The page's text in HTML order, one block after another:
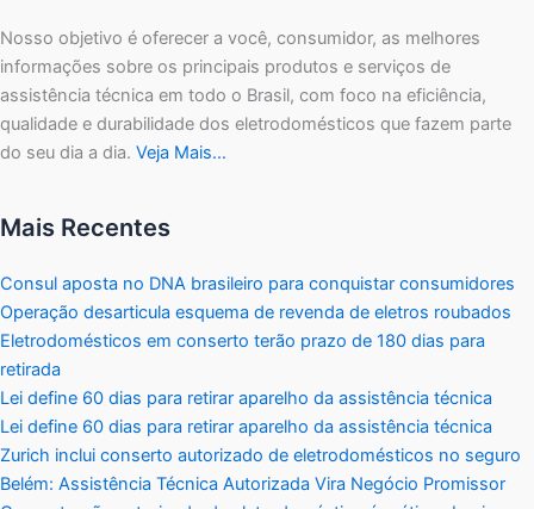
Nosso objetivo é oferecer a você, consumidor, as melhores
informações sobre os principais produtos e serviços de
assistência técnica em todo o Brasil, com foco na eficiência,
qualidade e durabilidade dos eletrodomésticos que fazem parte
do seu dia a dia. Veja Mais…
Mais Recentes
Consul aposta no DNA brasileiro para conquistar consumidores
Operação desarticula esquema de revenda de eletros roubados
Eletrodomésticos em conserto terão prazo de 180 dias para
retirada
Lei define 60 dias para retirar aparelho da assistência técnica
Lei define 60 dias para retirar aparelho da assistência técnica
Zurich inclui conserto autorizado de eletrodomésticos no seguro
Belém: Assistência Técnica Autorizada Vira Negócio Promissor